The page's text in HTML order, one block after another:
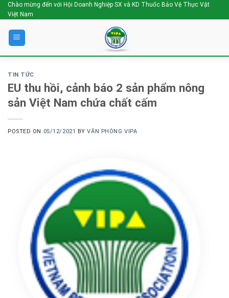
Skip
to
content
Chào mừng đến với Hội Doanh Nghiệp SX và KD Thuốc Bảo Vệ Thực Vật
Việt Nam
TIN TỨC
EU thu hồi, cảnh báo 2 sản phẩm nông
sản Việt Nam chứa chất cấm
POSTED ON 05/12/2021 BYVĂN PHÒNG VIPA